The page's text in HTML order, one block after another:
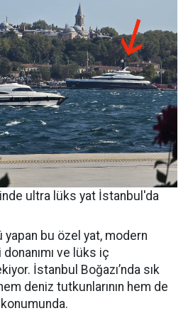
ultra lüks yat İstanbul'da
yapan bu özel yat, modern
ve lüks iç
İstanbul Boğazı’nda sık
deniz tutkunlarının hem de
konumunda.